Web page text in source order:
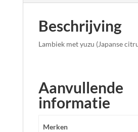
Beschrijving
Lambiek met yuzu (Japanse
Aanvullende
informatie
Merken